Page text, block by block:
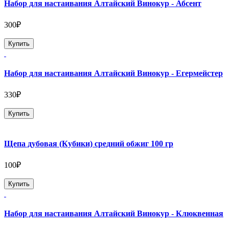
Набор для настаивания Алтайский Винокур - Абсент
300₽
Купить
Набор для настаивания Алтайский Винокур - Егермейстер
330₽
Купить
Щепа дубовая (Кубики) средний обжиг 100 гр
100₽
Купить
Набор для настаивания Алтайский Винокур - Клюквенная